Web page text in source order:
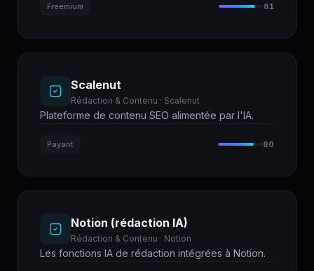
Freemium 81
Scalenut
Rédaction & Contenu · Scalenut
Plateforme de contenu SEO alimentée par l'IA.
Payant 80
Notion (rédaction IA)
Rédaction & Contenu · Notion
Les fonctions IA de rédaction intégrées à Notion.